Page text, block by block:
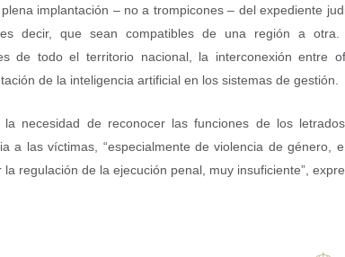
implantación – no a trompicones – del expediente
decir, que sean compatibles de una región a
de todo el territorio nacional, la interconexión entre
de la inteligencia artificial en los sistemas de gestión.
necesidad de reconocer las funciones de los
a las víctimas, “especialmente de violencia de
regulación de la ejecución penal, muy insuficiente”,